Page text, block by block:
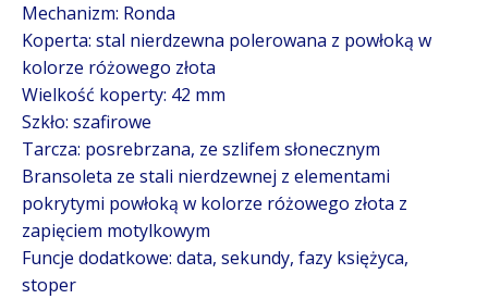
Mechanizm: Ronda
Koperta: stal nierdzewna polerowana z powłoką w
kolorze różowego złota
Wielkość koperty: 42 mm
Szkło: szafirowe
Tarcza: posrebrzana, ze szlifem słonecznym
Bransoleta ze stali nierdzewnej z elementami
pokrytymi powłoką w kolorze różowego złota z
zapięciem motylkowym
Funcje dodatkowe: data, sekundy, fazy księżyca,
stoper